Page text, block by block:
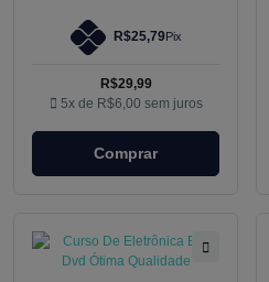
R$25,79Pix
R$29,99
5x de R$6,00 sem juros
Comprar